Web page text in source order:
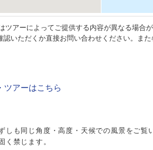
アーによってご提供する内容が異なる場合が
いただくか直接お問い合わせください。また
ツアーはこちら
も同じ角度・高度・天候での風景をご覧
禁じます。